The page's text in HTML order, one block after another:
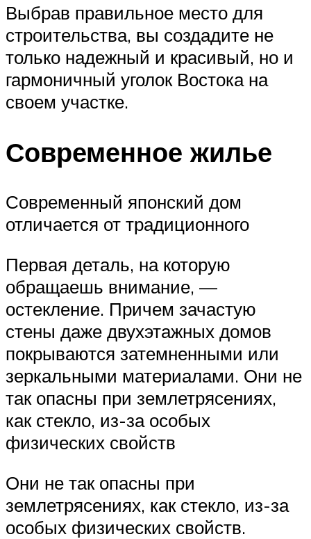
Выбрав правильное место для
строительства, вы создадите не
только надежный и красивый, но и
гармоничный уголок Востока на
своем участке.
Современное жилье
Современный японский дом
отличается от традиционного
Первая деталь, на которую
обращаешь внимание, —
остекление. Причем зачастую
стены даже двухэтажных домов
покрываются затемненными или
зеркальными материалами. Они не
так опасны при землетрясениях,
как стекло, из-за особых
физических свойств
Они не так опасны при
землетрясениях, как стекло, из-за
особых физических свойств.